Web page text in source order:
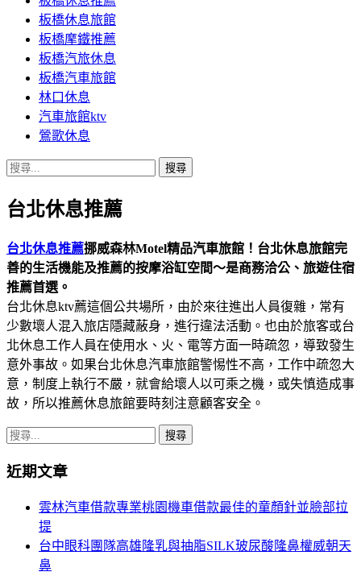
板橋休息旅館
板橋摩鐵推薦
板橋汽旅休息
板橋汽車旅館
林口休息
汽車旅館ktv
鶯歌休息
搜
關
字:
台北休息推薦
台北休息推薦挪威森林Motel精品汽車旅館！台北休息旅館完
善的生活機能及推薦的按摩浴缸空間～是商務洽公、旅遊住宿
推薦首選。
台北休息ktv薦這個公共場所，由於來往進出人員復雜，常有
少數壞人混入旅店隱藏蔽身，進行違法活動。也由於旅客或台
北休息工作人員在使用水、火、電等方面一時疏忽，導致發生
意外事故。如果台北休息汽車旅館警惕性不高，工作中疏忽大
意，制度上執行不嚴，就會給壞人以可乘之機，或失慎造成事
故，所以推薦休息旅館要時刻注意顧客安全。
搜
關
近期文章
雲林汽車借款專業桃園機車借款最佳的童顏針並臉部拉
提
台中眼科團隊高雄隆乳與抽脂SILK玻尿酸隆鼻權威朝天
鼻